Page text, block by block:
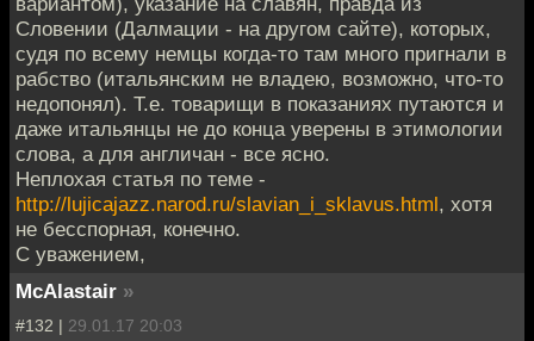
Словении (Далмации - на другом сайте), которых,
судя по всему немцы когда-то там много пригнали в
рабство (итальянским не владею, возможно, что-то
недопонял). Т.е. товарищи в показаниях путаются и
даже итальянцы не до конца уверены в этимологии
слова, а для англичан - все ясно.
Неплохая статья по теме -
http://lujicajazz.narod.ru/slavian_i_sklavus.html, хотя
не бесспорная, конечно.
С уважением,
McAlastair »
#132 | 29.01.17 20:03